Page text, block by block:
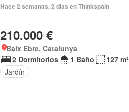
Hace 2 semanas, 2 días en Thinkspain
210.000 €
Baix Ebre, Catalunya
2 Dormitorios
1 Baño
127 m²
Jardín